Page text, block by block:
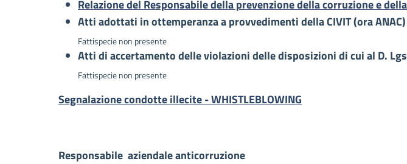
Relazione del Responsabile della prevenzione della corruzione e
Atti adottati in ottemperanza a provvedimenti della CIVIT (ora
Fattispecie non presente
Atti di accertamento delle violazioni delle disposizioni di cui al D.
Fattispecie non presente
Segnalazione condotte illecite - WHISTLEBLOWING
Responsabile aziendale anticorruzione